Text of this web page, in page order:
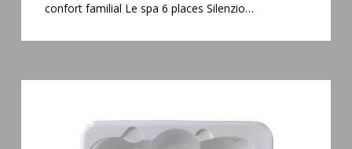
confort familial Le spa 6 places Silenzio…